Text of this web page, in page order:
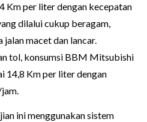
Km per liter dengan kecepatan
dilalui cukup beragam,
macet dan lancar.
tol, konsumsi BBM Mitsubishi
14,8 Km per liter dengan
ini menggunakan sistem